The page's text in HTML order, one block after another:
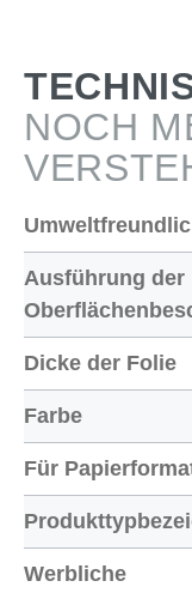
NOCH
Ausführung der
Dicke der Folie
Farbe
Für
Werbliche